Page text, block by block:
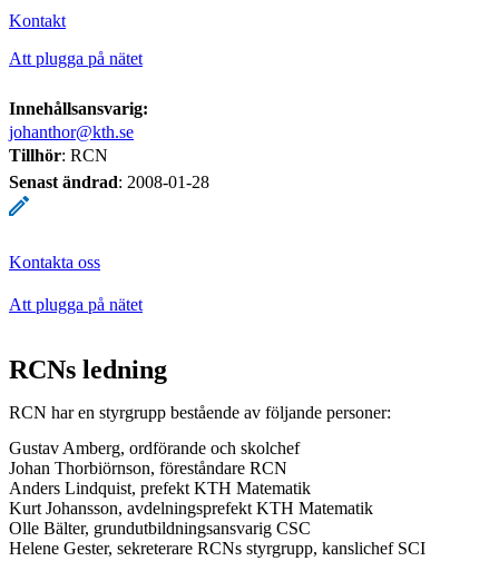
Kontakt
Att plugga på nätet
Innehållsansvarig:
johanthor@kth.se
Tillhör: RCN
Senast ändrad: 2008-01-28
Kontakta oss
Att plugga på nätet
RCNs ledning
RCN har en styrgrupp bestående av följande personer:
Gustav Amberg, ordförande och skolchef
Johan Thorbiörnson, föreståndare RCN
Anders Lindquist, prefekt KTH Matematik
Kurt Johansson, avdelningsprefekt KTH Matematik
Olle Bälter, grundutbildningsansvarig CSC
Helene Gester, sekreterare RCNs styrgrupp, kanslichef SCI